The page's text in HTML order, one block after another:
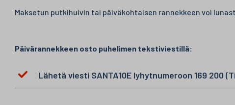
Maksetun putkihuivin tai päiväkohtaisen rannekkeen voi
Päivärannekkeen osto puhelimen tekstiviestillä:
Lähetä viesti SANTA10E lyhytnumeroon 169 200